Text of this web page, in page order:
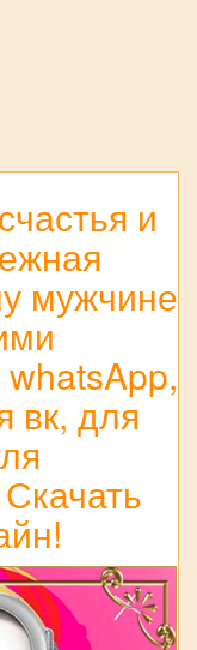
и
мужчине
вк, для